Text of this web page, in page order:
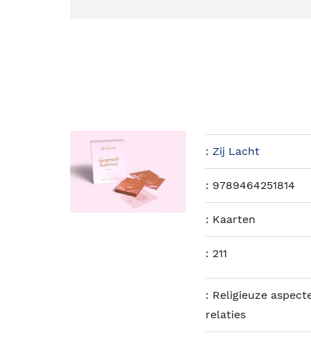
: Zij Lacht
: 9789464251814
: Kaarten
: 211
: Religieuze
relaties